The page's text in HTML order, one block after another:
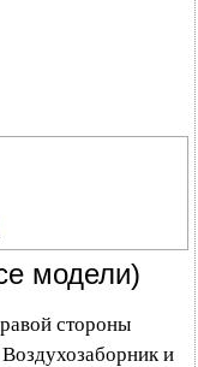
модели)
стороны
и